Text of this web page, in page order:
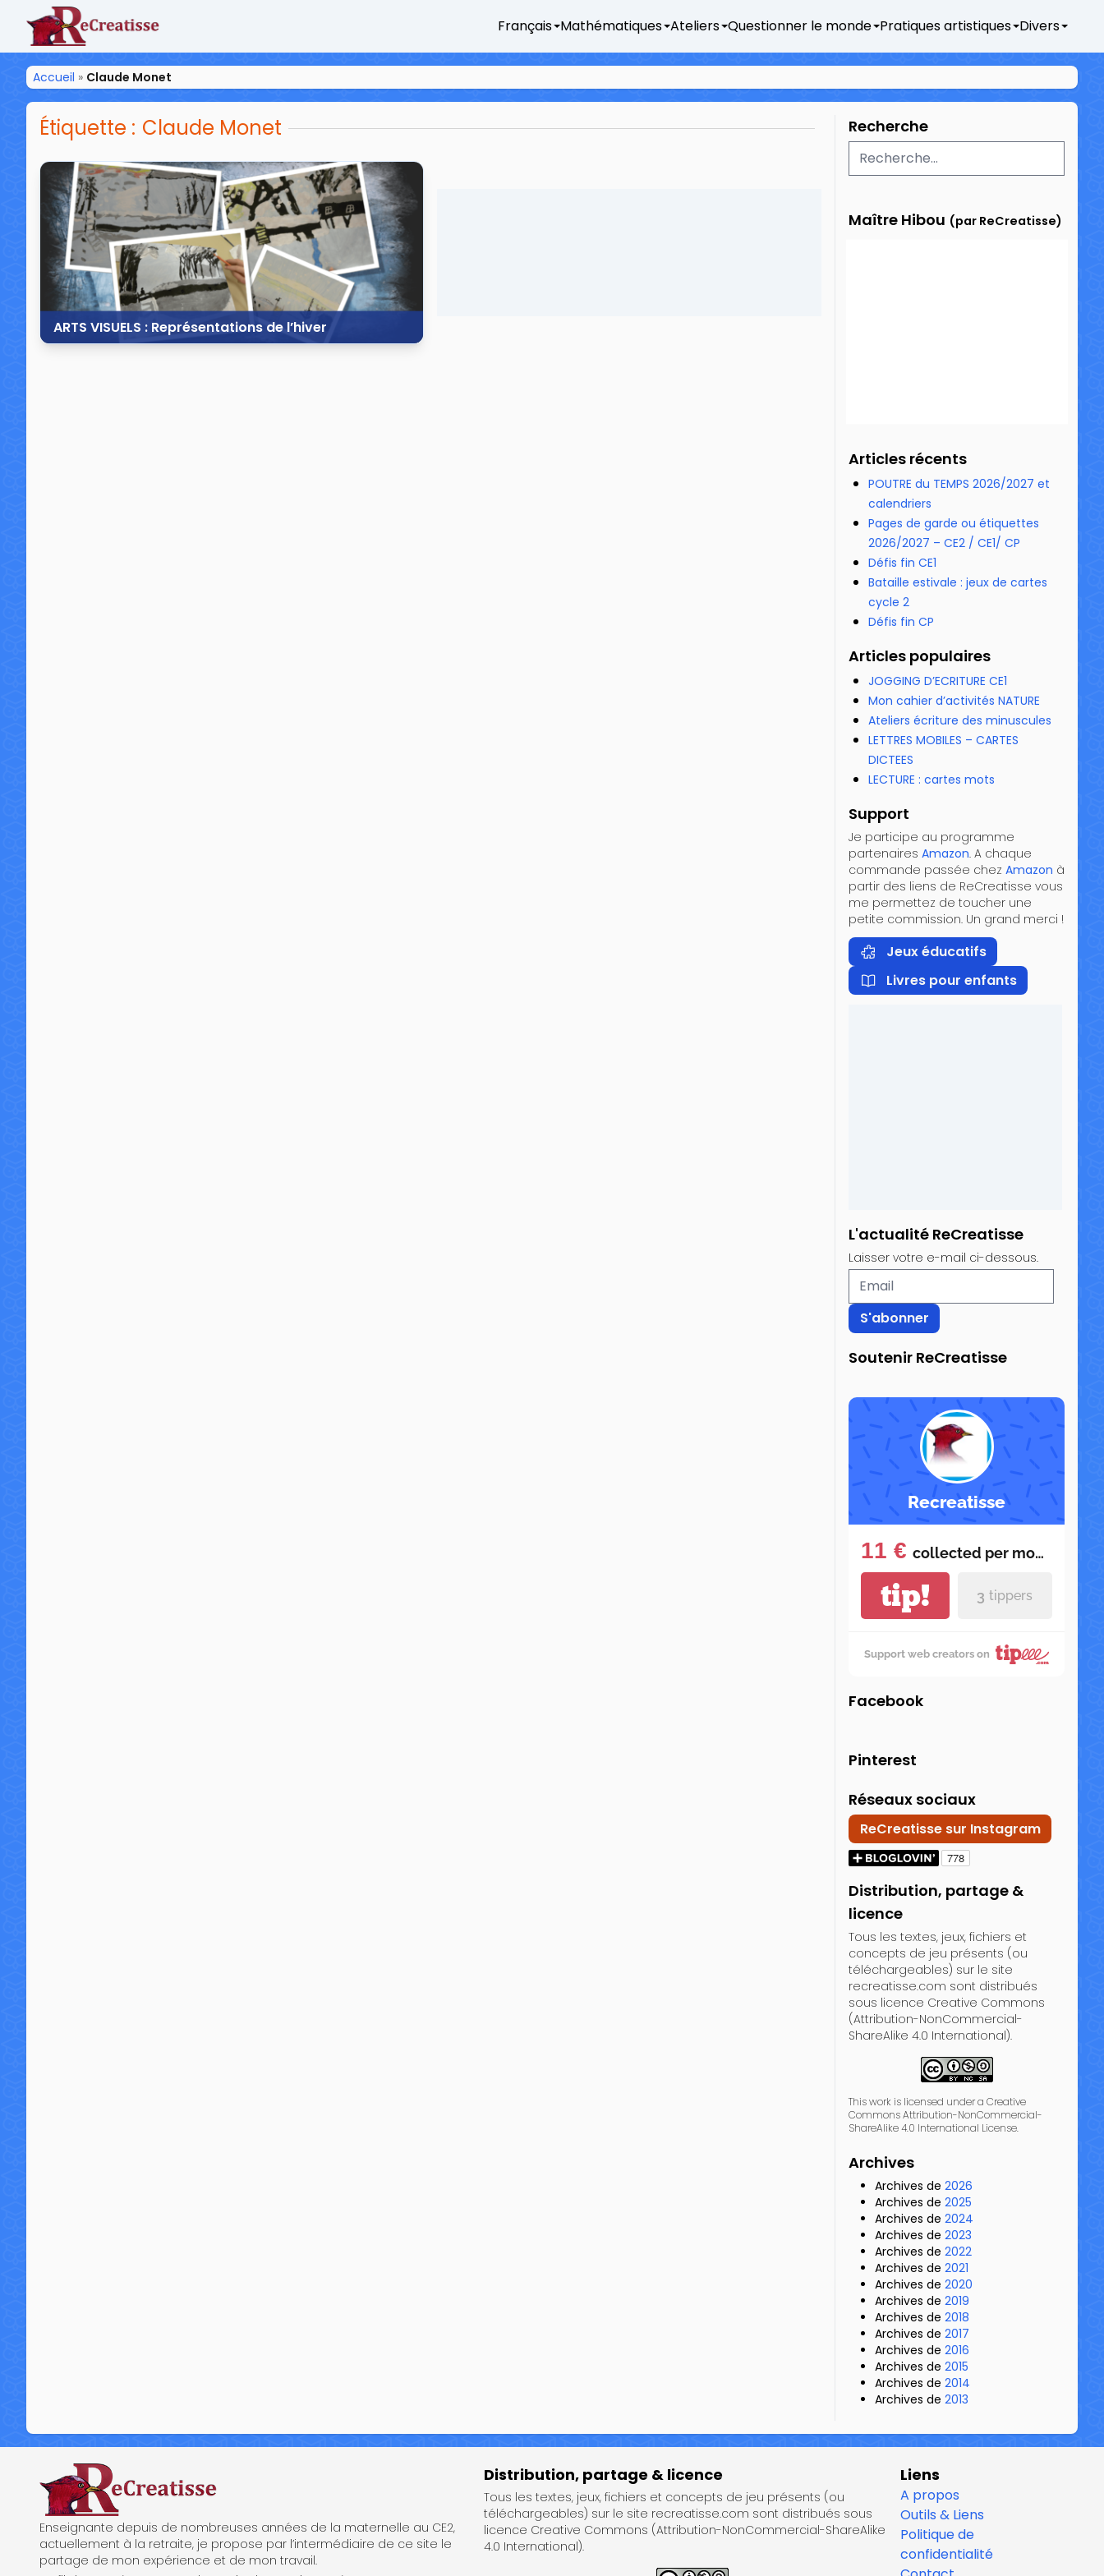
ReCreatisse
Français Mathématiques Ateliers Questionner le monde Pratiques artistiques Divers
Accueil » Claude Monet
Étiquette : Claude Monet
ARTS VISUELS : Représentations de l’hiver
Recherche
Maître Hibou (par ReCreatisse)
Articles récents
POUTRE du TEMPS 2026/2027 et
calendriers
Pages de garde ou étiquettes
2026/2027 – CE2 / CE1/ CP
Défis fin CE1
Bataille estivale : jeux de cartes
cycle 2
Défis fin CP
Articles populaires
JOGGING D’ECRITURE CE1
Mon cahier d’activités NATURE
Ateliers écriture des minuscules
LETTRES MOBILES – CARTES
DICTEES
LECTURE : cartes mots
Support
Je participe au programme
partenaires Amazon. A chaque
commande passée chez Amazon à
partir des liens de ReCreatisse vous
me permettez de toucher une
petite commission. Un grand merci !
Jeux éducatifs
Livres pour enfants
L'actualité ReCreatisse
Laisser votre e-mail ci-dessous.
Soutenir ReCreatisse
Recreatisse
11 € collected per month
tip! 3 tippers
Support web creators on
Facebook
Pinterest
Réseaux sociaux
ReCreatisse sur Instagram
Distribution, partage &
licence
Tous les textes, jeux, fichiers et
concepts de jeu présents (ou
téléchargeables) sur le site
recreatisse.com sont distribués
sous licence Creative Commons
(Attribution-NonCommercial-
ShareAlike 4.0 International).
This work is licensed under a Creative
Commons Attribution-NonCommercial-
ShareAlike 4.0 International License.
Archives
Archives de 2026
Archives de 2025
Archives de 2024
Archives de 2023
Archives de 2022
Archives de 2021
Archives de 2020
Archives de 2019
Archives de 2018
Archives de 2017
Archives de 2016
Archives de 2015
Archives de 2014
Archives de 2013
ReCreatisse
Enseignante depuis de nombreuses années de la maternelle au CE2,
actuellement à la retraite, je propose par l’intermédiaire de ce site le
partage de mon expérience et de mon travail.
Distribution, partage & licence
Tous les textes, jeux, fichiers et concepts de jeu présents (ou
téléchargeables) sur le site recreatisse.com sont distribués sous
licence Creative Commons (Attribution-NonCommercial-ShareAlike
4.0 International).
Liens
A propos
Outils & Liens
Politique de
confidentialité